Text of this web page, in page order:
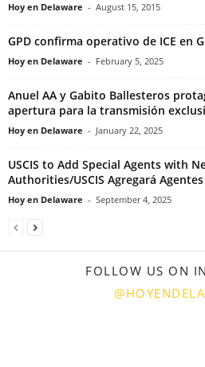
Hoy en Delaware - August 15, 2015
GPD confirma operativo de ICE en
Hoy en Delaware - February 5, 2025
Anuel AA y Gabito Ballesteros
apertura para la transmisión
Hoy en Delaware - January 22, 2025
USCIS to Add Special Agents with
Authorities/USCIS Agregará
Hoy en Delaware - September 4, 2025
FOLLOW US ON